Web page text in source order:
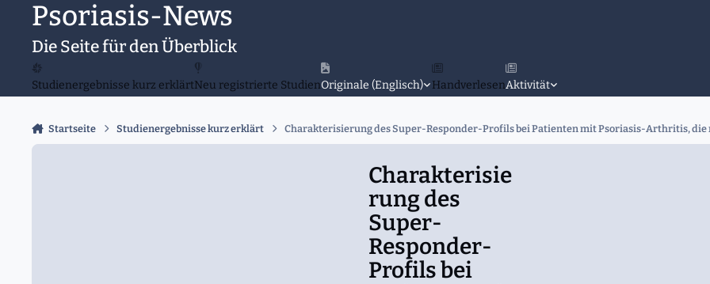
Zu Inhalt springen
Psoriasis-News
Die Seite für den Überblick
Studienergebnisse kurz erklärtNeu registrierte StudienOriginale (Englisch) HandverlesenAktivität
Startseite Studienergebnisse kurz erklärt Charakterisierung des Super-Responder-Profils bei Patienten mit Psoriasis-Arthritis,
Charakterisie
rung des
Super-
Responder-
Profils bei